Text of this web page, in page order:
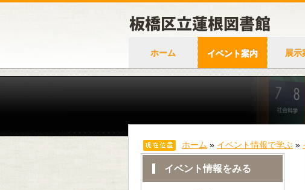
ホーム イベント案内 展示
ホーム » イベント情報で学ぶ »
イベント情報をみる